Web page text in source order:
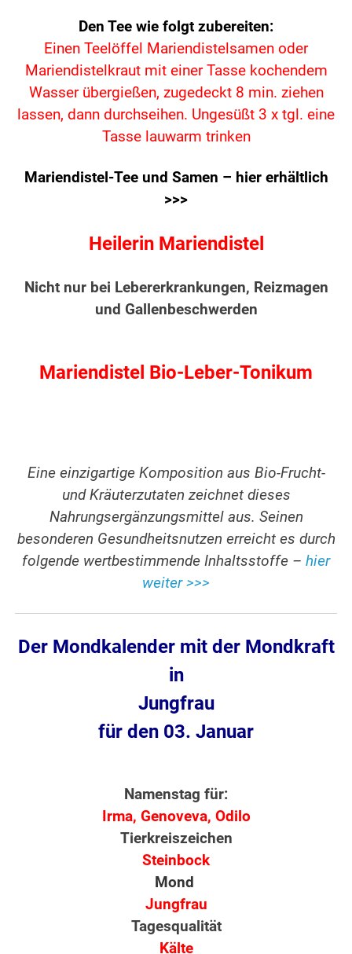
Den Tee wie folgt zubereiten:
Einen Teelöffel Mariendistelsamen oder
Mariendistelkraut mit einer Tasse kochendem
Wasser übergießen, zugedeckt 8 min. ziehen
lassen, dann durchseihen. Ungesüßt 3 x tgl. eine
Tasse lauwarm trinken
Mariendistel-Tee und Samen – hier erhältlich
>>>
Heilerin Mariendistel
Nicht nur bei Lebererkrankungen, Reizmagen
und Gallenbeschwerden
Mariendistel Bio-Leber-Tonikum
Eine einzigartige Komposition aus Bio-Frucht-
und Kräuterzutaten zeichnet dieses
Nahrungsergänzungsmittel aus. Seinen
besonderen Gesundheitsnutzen erreicht es durch
folgende wertbestimmende Inhaltsstoffe – hier
weiter >>>
Der Mondkalender mit der Mondkraft
in
Jungfrau
für den 03. Januar
Namenstag für:
Irma, Genoveva, Odilo
Tierkreiszeichen
Steinbock
Mond
Jungfrau
Tagesqualität
Kälte